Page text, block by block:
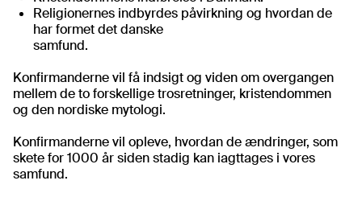
Religionernes indbyrdes påvirkning og hvordan de
har formet det danske
samfund.
Konfirmanderne vil få indsigt og viden om overgangen
mellem de to forskellige trosretninger, kristendommen
og den nordiske mytologi.
Konfirmanderne vil opleve, hvordan de ændringer, som
skete for 1000 år siden stadig kan iagttages i vores
samfund.